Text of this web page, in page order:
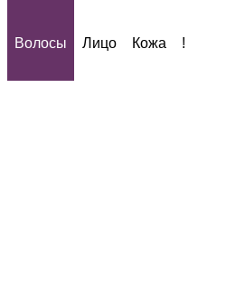
Волосы Лицо Кожа !